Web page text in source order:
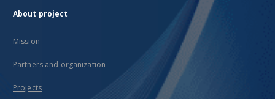
About project
Mission
Partners and organization
Projects